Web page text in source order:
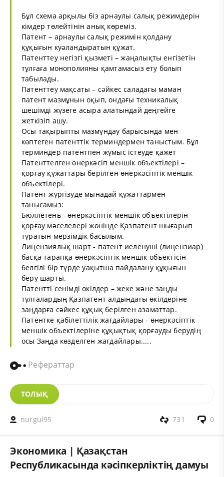
Бұл схема арқылы біз арнаулы салық режимдерін
кімдер төлейтінін анық көреміз.
Патент – арнаулы салық режимін қолдану
құқығын куәландыратын құжат.
Патенттеу негізгі қызметі – жаңалықты енгізетін
тұлғаға монополияны қамтамасыз ету болып
табылады.
Патенттеу мақсаты – сәйкес саладағы маман
патент мазмұнын оқып, ондағы техникалық
шешімді жүзеге асыра алатындай деңгейге
жеткізіп ашу.
Осы тақырыпты мазмұндау барысында мен
көптеген патенттік терминдермен таныстым. Бұл
терминдер патентпен жұмыс істеуде қажет
Патенттелген өнеркәсіп меншік объектілері –
қорғау құжаттары берілген өнеркәсіптік меншік
объектілері.
Патент жүргізуде мынадай құжаттармен
танысамыз:
Бюллетень - өнеркәсіптік меншік объектілерін
қорғау мәселелері жөнінде Қазпатент шығарып
тұратын мерзімдік басылым.
Лицензиялық шарт - патент иеленуші (лицензиар)
басқа тарапқа өнеркәсіптік меншік объектісін
белгілі бір түрде уақытша пайдалану құқығын
беру шарты.
Патентті сенімді өкілдер – жеке және заңды
тұлғалардың Қазпатент алдындағы өкілдеріне
заңдарға сәйкес құқық берілген азаматтар.
Патентке қабілеттілік жағдайлары - өнеркәсіптік
меншік объектілеріне құқықтық қорғауды берудің
осы Заңда көзделген жағдайлары.....
Рефераттар
ТОЛЫҚ
nurgul95 0
731
Экономика | Қазақстан
Республикасында кәсіпкерліктің дамуы